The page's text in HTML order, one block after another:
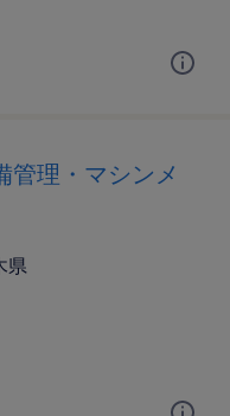
管理・マシンメ
県